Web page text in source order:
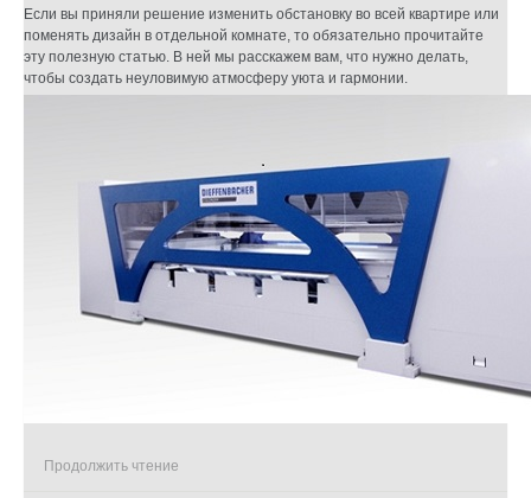
Если вы приняли решение изменить обстановку во всей квартире или
поменять дизайн в отдельной комнате, то обязательно прочитайте
эту полезную статью. В ней мы расскажем вам, что нужно делать,
чтобы создать неуловимую атмосферу уюта и гармонии.
Продолжить чтение